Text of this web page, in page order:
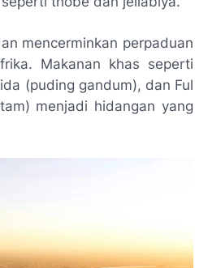
mencerminkan perpaduan
Makanan khas seperti
(puding gandum), dan Ful
menjadi hidangan yang